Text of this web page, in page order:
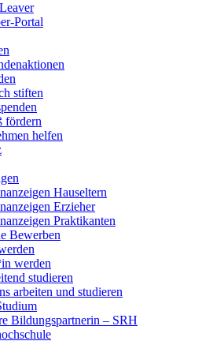
Portal
stiften
fördern
helfen
Hauseltern
Erzieher
Praktikanten
Bewerben
werden
studieren
arbeiten und studieren
Bildungspartnerin – SRH